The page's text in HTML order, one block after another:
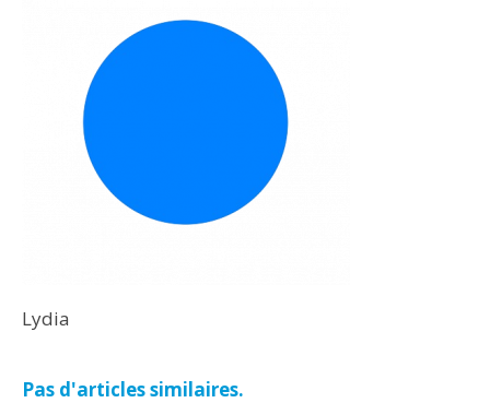
Lydia
Pas d'articles similaires.